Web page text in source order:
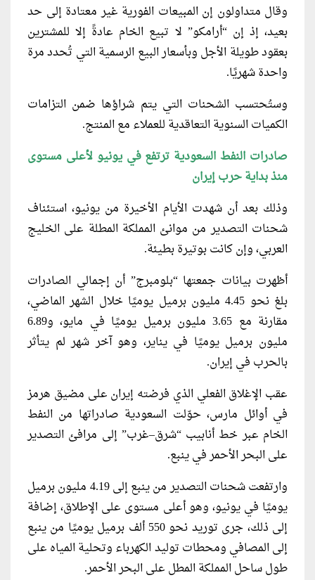
وقال متداولون إن المبيعات الفورية غير معتادة إلى حد
بعيد، إذ إن “أرامكو” لا تبيع الخام عادةً إلا للمشترين
بعقود طويلة الأجل وبأسعار البيع الرسمية التي تُحدد مرة
واحدة شهريًا.
وستُحتسب الشحنات التي يتم شراؤها ضمن التزامات
الكميات السنوية التعاقدية للعملاء مع المنتج.
صادرات النفط السعودية ترتفع في يونيو لأعلى مستوى
منذ بداية حرب إيران
وذلك بعد أن شهدت الأيام الأخيرة من يونيو، استئناف
شحنات التصدير من موانئ المملكة المطلة على الخليج
العربي، وإن كانت بوتيرة بطيئة.
أظهرت بيانات جمعتها “بلومبرج” أن إجمالي الصادرات
بلغ نحو 4.45 مليون برميل يوميًا خلال الشهر الماضي،
مقارنة مع 3.65 مليون برميل يوميًا في مايو، و6.89
مليون برميل يوميًا في يناير، وهو آخر شهر لم يتأثر
بالحرب في إيران.
عقب الإغلاق الفعلي الذي فرضته إيران على مضيق هرمز
في أوائل مارس، حوّلت السعودية صادراتها من النفط
الخام عبر خط أنابيب “شرق–غرب” إلى مرافئ التصدير
على البحر الأحمر في ينبع.
وارتفعت شحنات التصدير من ينبع إلى 4.19 مليون برميل
يوميًا في يونيو، وهو أعلى مستوى على الإطلاق، إضافة
إلى ذلك، جرى توريد نحو 550 ألف برميل يوميًا من ينبع
إلى المصافي ومحطات توليد الكهرباء وتحلية المياه على
طول ساحل المملكة المطل على البحر الأحمر.